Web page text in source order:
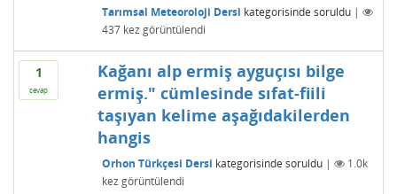
Tarımsal Meteoroloji Dersi kategorisinde soruldu |
437kez görüntülendi
1
cevap
Kağanı alp ermiş ayguçısı bilge
ermiş." cümlesinde sıfat-fiili
taşıyan kelime aşağıdakilerden
hangis
Orhon Türkçesi Dersi kategorisinde soruldu |
1.0k
kez görüntülendi